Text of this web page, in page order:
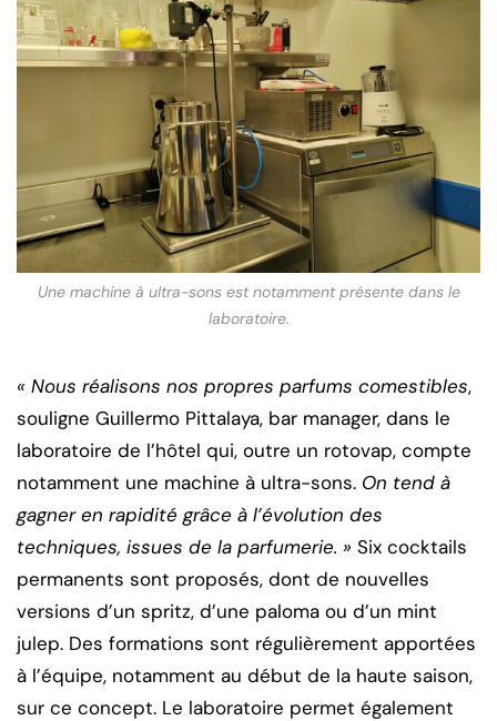
Une machine à ultra-sons est notamment présente dans le
laboratoire.
« Nous réalisons nos propres parfums comestibles,
souligne Guillermo Pittalaya, bar manager, dans le
laboratoire de l’hôtel qui, outre un rotovap, compte
notamment une machine à ultra-sons. On tend à
gagner en rapidité grâce à l’évolution des
techniques, issues de la parfumerie. » Six cocktails
permanents sont proposés, dont de nouvelles
versions d’un spritz, d’une paloma ou d’un mint
julep. Des formations sont régulièrement apportées
à l’équipe, notamment au début de la haute saison,
sur ce concept. Le laboratoire permet également